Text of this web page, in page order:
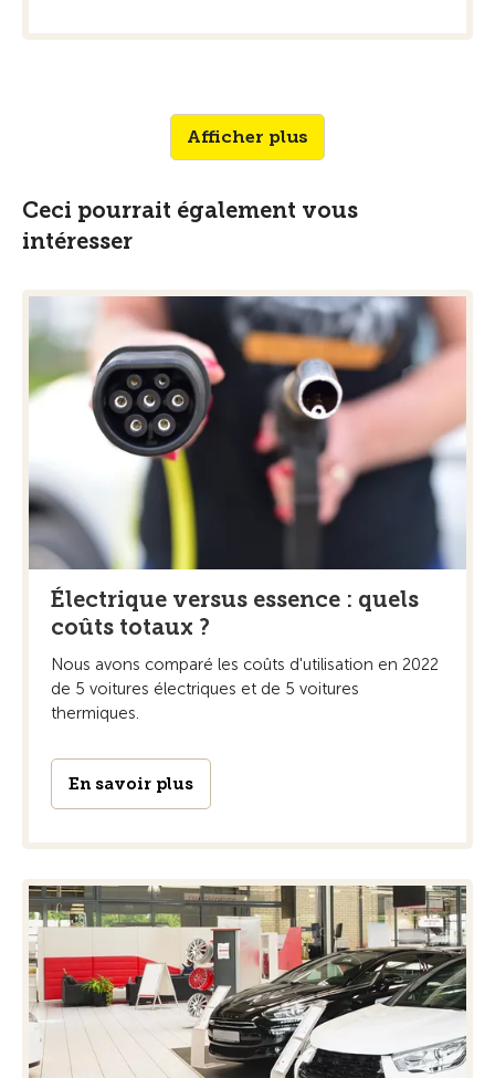
Afficher plus
Ceci pourrait également vous
intéresser
Électrique versus essence : quels
coûts totaux ?
Nous avons comparé les coûts d'utilisation en 2022
de 5 voitures électriques et de 5 voitures
thermiques.
En savoir plus